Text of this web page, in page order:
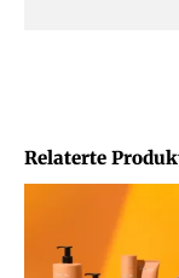
Relaterte